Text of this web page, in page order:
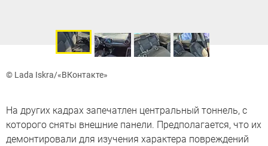
© Lada Iskra/«ВКонтакте»
На других кадрах запечатлен центральный тоннель, с
которого сняты внешние панели. Предполагается, что их
демонтировали для изучения характера повреждений